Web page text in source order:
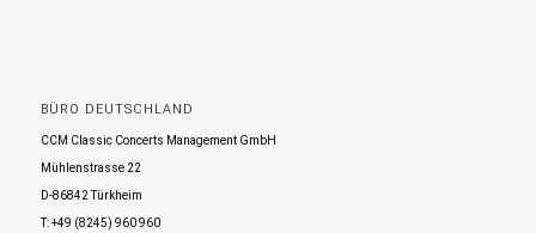
BÜRO DEUTSCHLAND
CCM Classic Concerts Management GmbH
Mühlenstrasse 22
D-86842 Türkheim
T: +49 (8245) 960 960